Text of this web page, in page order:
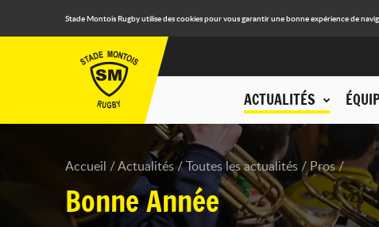
Stade Montois Rugby utilise des cookies pour vous garantir une bonne expérience de
ACTUALITÉS
Accueil Actualités Toutes les actualités Pros
Bonne Année